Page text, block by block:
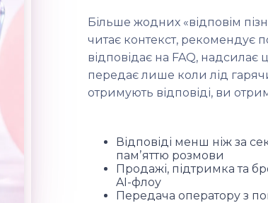
Більше жодних «відповім
читає контекст, рекомендує
відповідає на FAQ, надсилає
передає лише коли лід
отримують відповіді, ви
Відповіді менш ніж за
памʼяттю розмови
Продажі, підтримка та
AI-флоу
Передача оператору з